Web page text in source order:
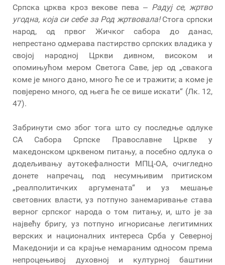
Српска црква кроз векове пева ‒ Радуј се, жртво
угодна, која си себе за Род жртвовала!Стога српски
народ, од првог Жичког сабора до данас,
непрестано одмерава пастирство српских владика у
својој народној Цркви дивном, високом и
опомињућом мером Светога Саве, јер од „свакога
коме је много дано, много ће се и тражити; а коме је
повјерено много, од њега ће се више искати“ (Лк. 12,
47).
Забринути смо због тога што су последње одлуке
СА Сабора Српске Православне Цркве у
македонском црквеном питању, а посебно одлука о
додељивању аутокефалности МПЦ-ОА, очигледно
донете напречац, под несумњивим притиском
„реалполитичких аргумената“ и уз мешање
световних власти, уз потпуно занемаривање става
верног српског народа о том питању, и, што је за
највећу бригу, уз потпуно игнорисање легитимних
верских и националних интереса Срба у Северној
Македонији и са крајње немараним односом према
непроцењивој духовној и културној баштини